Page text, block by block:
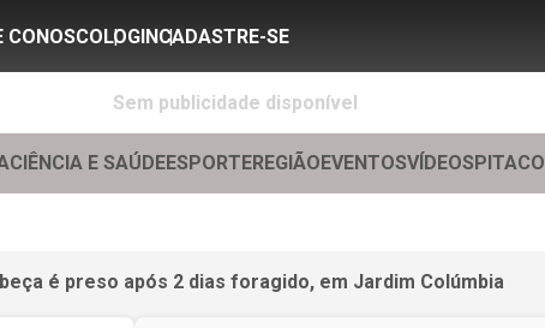
CONOSCOLOGINCADASTRE-SE
Sem publicidade disponível
CIÊNCIA E SAÚDEESPORTEREGIÃOEVENTOSVÍDEOSPITACO
é preso após 2 dias foragido, em Jardim Colúmbia